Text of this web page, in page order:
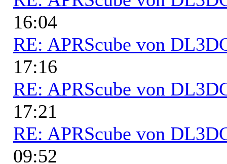
16:04
RE: APRScube von
17:16
RE: APRScube von
17:21
RE: APRScube von
09:52